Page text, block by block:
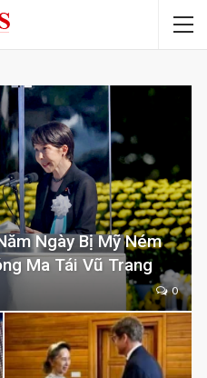
Ngày Bị Mỹ Ném
Ma Tái Vũ Trang
0